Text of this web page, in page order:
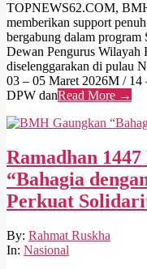
TOPNEWS62.COM,
memberikan support
bergabung dalam
Dewan Pengurus Wilayah
diselenggarakan di pulau
03 – 05 Maret 2026M / 14
DPW danRead More →
Ramadhan
“Bahagia
Perkuat
2026-
02-
By: Rahmat Ruskha
In: Nasional